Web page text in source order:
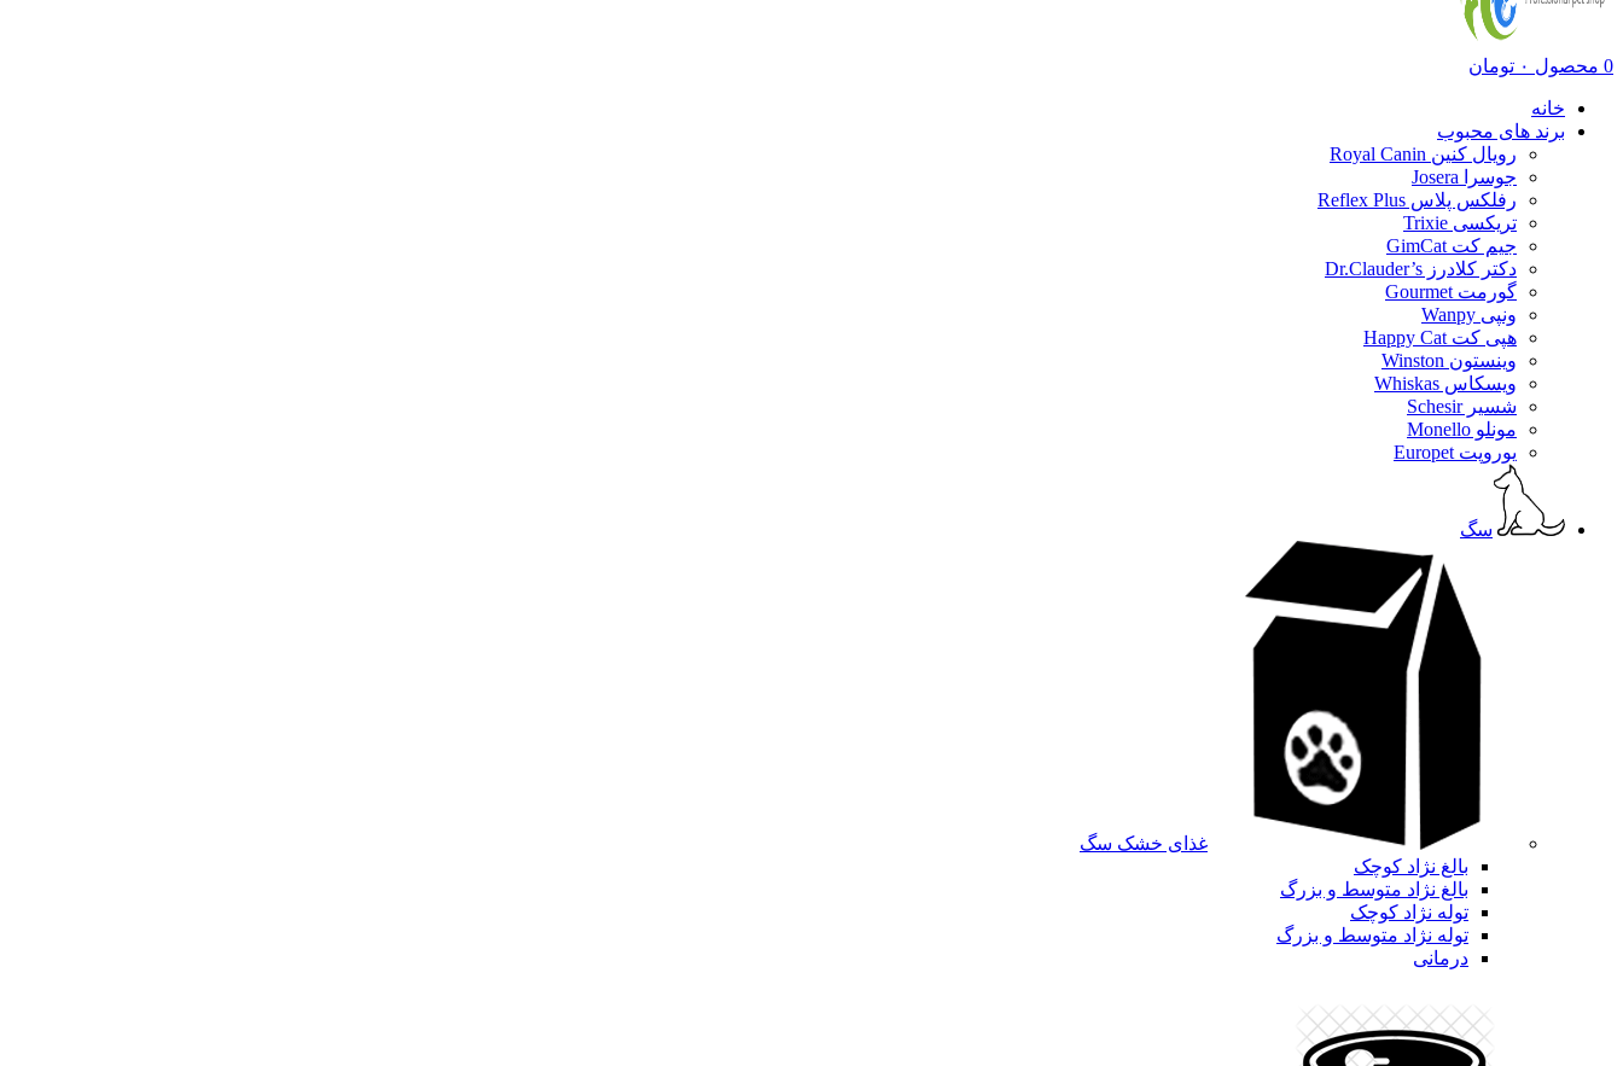
0 محصول ۰ تومان
خانه
برند های محبوب
رویال کنین Royal Canin
جوسرا Josera
رفلکس پلاس Reflex Plus
تریکسی Trixie
جیم کت GimCat
دکتر کلادرز Dr.Clauder’s
گورمت Gourmet
ونپی Wanpy
هپی کت Happy Cat
وینستون Winston
ویسکاس Whiskas
شسیر Schesir
مونلو Monello
یوروپت Europet
سگ
غذای خشک سگ
بالغ نژاد کوچک
بالغ نژاد متوسط و بزرگ
توله نژاد کوچک
توله نژاد متوسط و بزرگ
درمانی